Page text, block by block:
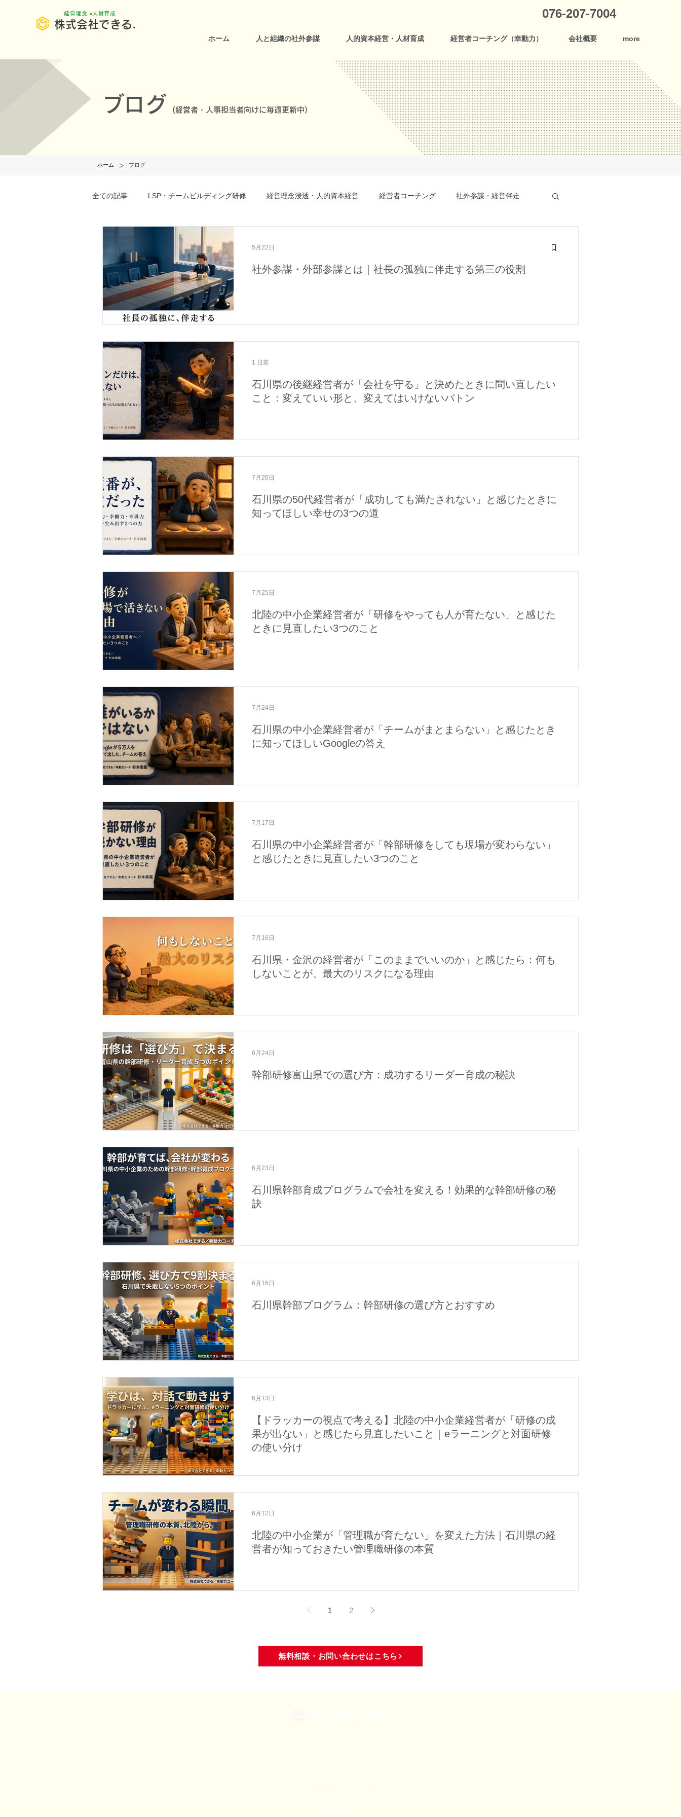
株式会社できる.
​経営理念 ×人財育成 076-207-7004
ホーム 人と組織の社外参謀 人的資本経営・人材育成 経営者コーチング（幸動力） 会社概要 more
ブログ (経営者・人事担当者向けに毎週更新中)
ホーム > ブログ
全ての記事 LSP・チームビルディング研修 経営理念浸透・人的資本経営 経営者コーチング 社外参謀・経営伴走
社外参謀・外部参謀とは｜社長の孤独に伴走する第三の役割
5月22日
石川県の後継経営者が「会社を守る」と決めたときに問い直したい
こと：変えていい形と、変えてはいけないバトン
1 日前
石川県の50代経営者が「成功しても満たされない」と感じたときに
知ってほしい幸せの3つの道
7月26日
北陸の中小企業経営者が「研修をやっても人が育たない」と感じた
ときに見直したい3つのこと
7月25日
石川県の中小企業経営者が「チームがまとまらない」と感じたとき
に知ってほしいGoogleの答え
7月24日
石川県の中小企業経営者が「幹部研修をしても現場が変わらない」
と感じたときに見直したい3つのこと
7月17日
石川県・金沢の経営者が「このままでいいのか」と感じたら：何も
しないことが、最大のリスクになる理由
7月16日
幹部研修富山県での選び方：成功するリーダー育成の秘訣
6月24日
石川県幹部育成プログラムで会社を変える！効果的な幹部研修の秘
訣
6月23日
石川県幹部プログラム：幹部研修の選び方とおすすめ
6月16日
【ドラッカーの視点で考える】北陸の中小企業経営者が「研修の成
果が出ない」と感じたら見直したいこと｜eラーニングと対面研修
の使い分け
6月13日
北陸の中小企業が「管理職が育たない」を変えた方法｜石川県の経
営者が知っておきたい管理職研修の本質
6月12日
1 2
無料相談・お問い合わせはこちら